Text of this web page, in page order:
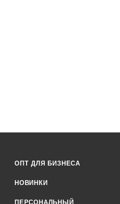
ОПТ ДЛЯ БИЗНЕСА
НОВИНКИ
ПЕРСОНАЛЬНЫЙ